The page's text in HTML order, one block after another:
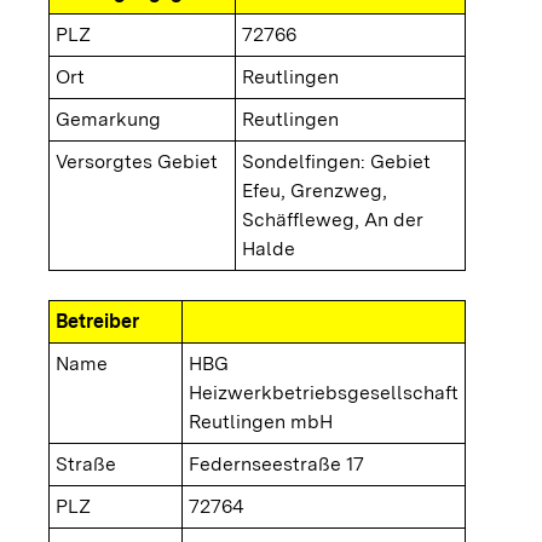
PLZ
72766
Ort
Reutlingen
Gemarkung
Reutlingen
Versorgtes Gebiet
Sondelfingen: Gebiet
Efeu, Grenzweg,
Schäffleweg, An der
Halde
Betreiber
Name
HBG
Heizwerkbetriebsgesellschaft
Reutlingen mbH
Straße
Federnseestraße 17
PLZ
72764